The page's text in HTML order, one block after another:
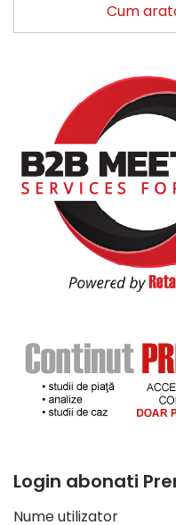
Cum
Login abonati
Nume utilizator